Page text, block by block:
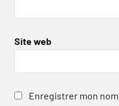
Site web
Enregistrer mon